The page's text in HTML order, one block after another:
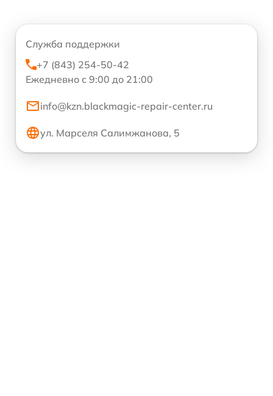
Служба поддержки
+7 (843) 254-50-42
Ежедневно с 9:00 до 21:00
info@kzn.blackmagic-repair-center.ru
ул. Марселя Салимжанова, 5